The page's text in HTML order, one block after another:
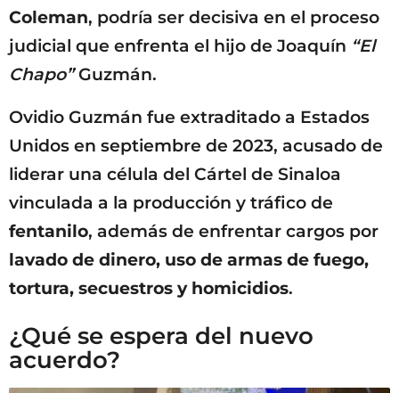
Coleman, podría ser decisiva en el proceso
judicial que enfrenta el hijo de Joaquín “El
Chapo”Guzmán.
Ovidio Guzmán fue extraditado a Estados
Unidos en septiembre de 2023, acusado de
liderar una célula del Cártel de Sinaloa
vinculada a la producción y tráfico de
fentanilo, además de enfrentar cargos por
lavado de dinero, uso de armas de fuego,
tortura, secuestros y homicidios.
¿Qué se espera del nuevo
acuerdo?